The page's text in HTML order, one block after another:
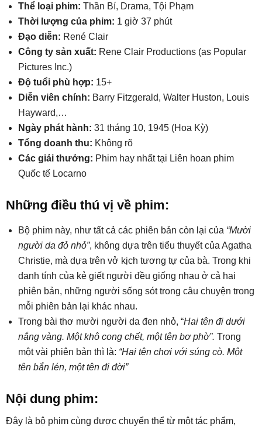
Thể loại phim: Thần Bí, Drama, Tội Phạm
Thời lượng của phim: 1 giờ 37 phút
Đạo diễn: René Clair
Công ty sản xuất: Rene Clair Productions (as Popular
Pictures Inc.)
Độ tuổi phù hợp: 15+
Diễn viên chính: Barry Fitzgerald, Walter Huston, Louis
Hayward,…
Ngày phát hành: 31 tháng 10, 1945 (Hoa Kỳ)
Tổng doanh thu: Không rõ
Các giải thưởng: Phim hay nhất tại Liên hoan phim
Quốc tế Locarno
Những điều thú vị về phim:
Bộ phim này, như tất cả các phiên bản còn lại của “Mười
người da đỏ nhỏ”, không dựa trên tiểu thuyết của Agatha
Christie, mà dựa trên vở kịch tương tự của bà. Trong khi
danh tính của kẻ giết người đều giống nhau ở cả hai
phiên bản, những người sống sót trong câu chuyện trong
mỗi phiên bản lại khác nhau.
Trong bài thơ mười người da đen nhỏ, “Hai tên đi dưới
nắng vàng. Một khô cong chết, một tên bơ phờ”. Trong
một vài phiên bản thì là: “Hai tên chơi với súng cò. Một
tên bắn lén, một tên đi đời”
Nội dung phim:
Đây là bộ phim cùng được chuyển thể từ một tác phẩm,